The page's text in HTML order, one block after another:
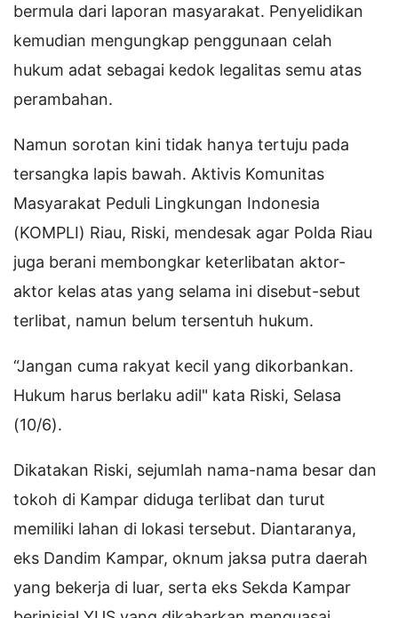
bermula dari laporan masyarakat. Penyelidikan
kemudian mengungkap penggunaan celah
hukum adat sebagai kedok legalitas semu atas
perambahan.
Namun sorotan kini tidak hanya tertuju pada
tersangka lapis bawah. Aktivis Komunitas
Masyarakat Peduli Lingkungan Indonesia
(KOMPLI) Riau, Riski, mendesak agar Polda Riau
juga berani membongkar keterlibatan aktor-
aktor kelas atas yang selama ini disebut-sebut
terlibat, namun belum tersentuh hukum.
“Jangan cuma rakyat kecil yang dikorbankan.
Hukum harus berlaku adil" kata Riski, Selasa
(10/6).
Dikatakan Riski, sejumlah nama-nama besar dan
tokoh di Kampar diduga terlibat dan turut
memiliki lahan di lokasi tersebut. Diantaranya,
eks Dandim Kampar, oknum jaksa putra daerah
yang bekerja di luar, serta eks Sekda Kampar